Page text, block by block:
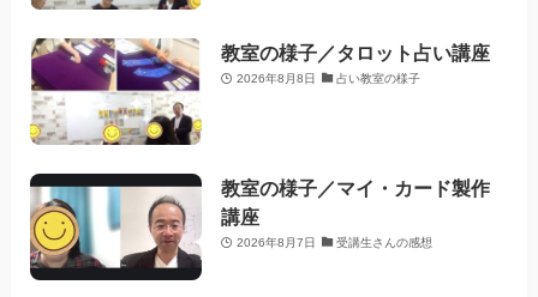
教室の様子／タロット占い講座
2026年8月8日 占い教室の様子
教室の様子／マイ・カード製作
講座
2026年8月7日 受講生さんの感想